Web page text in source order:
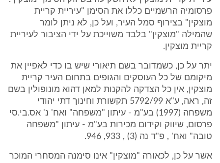
פרסומיה הרשמיים כללו את הסימן "עיריית קריית
מוצקין" בצירוף סמל העיר, ועל כן, לא ניתן לומר
שהמילה "מוצקין" בלבד משוייכת על ידי הציבור לעיריית
קריית מוצקין.
יתר על כן, כשמדובר בשם תיאורי שיש בו כדי לאפיין את
מיקומם של כל העוסקים והגופים בתחום העיר קריית
מוצקין, אין כל הצדקה להקנות למאן דהוא מונופולין בשם
זה, ראה, ע"א 5792/99 תקשורת וחינוך דתי יהודי
משפחה (1997) בע"מ - עיתון "משפחה" ואח' נ' אס.בי.סי
פרסום, שיווק וקידום מכירות בע"מ - עיתון "משפחה
טובה" ואח' , פ"ד נה (3) , 933, 946.
אשר על כן, לכאורה "מוצקין" אינו סימנה המסחרי המוכר